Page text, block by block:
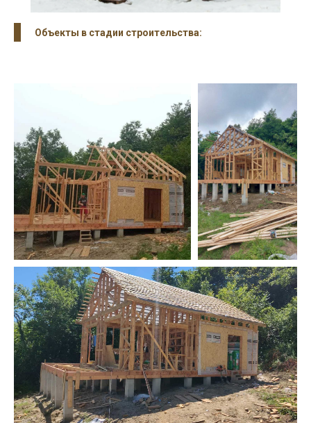
Объекты в стадии строительства: